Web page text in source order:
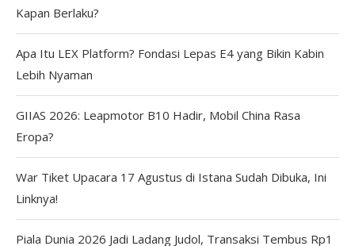
Kapan Berlaku?
Apa Itu LEX Platform? Fondasi Lepas E4 yang Bikin Kabin
Lebih Nyaman
GIIAS 2026: Leapmotor B10 Hadir, Mobil China Rasa
Eropa?
War Tiket Upacara 17 Agustus di Istana Sudah Dibuka, Ini
Linknya!
Piala Dunia 2026 Jadi Ladang Judol, Transaksi Tembus Rp1